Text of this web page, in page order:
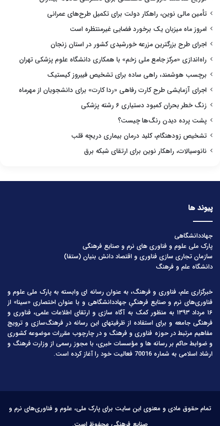
تأمین مالی نوین، راهکار دولت برای تکمیل طرح‌های عمرانی
امروز ماه میزبان یک برخورد فضایی غیرمنتظره است
اجرای طرح بزرگترین مزرعه خورشیدی کشور در استان زنجان
راه‌اندازی «مرکز جامع ملی زخم» با همکاری دانشگاه علوم پزشکی تهران
برچسب هوشمند، راهی ساده برای تشخیص فیبروز کیستیک
اجرای آزمایشی طرح کارت رفاهی «ردا کارت» برای دانشجویان از مهرماه
زنگ خطر بحران کمبود دستیاری ۶ رشته پزشکی
پشت پرده دیدن رنگ‌ها چیست؟
تشخیص زودهنگام، کلید درمان بیماری دریچه قلب
نانوسیالات، راهکار نوین برای ارتقای شبکه برق
پیوند ها
جهاددانشگاهی
پارک ملی علوم و فناوری های نرم و صنایع فرهنگی
سازمان تجاری سازی فناوری و اقتصاد دانش بنیان (ستفا)
دانشگاه علم و فرهنگ
خبرگزاری علم، فناوری و فرهنگ، به عنوان رسانه ای وابسته به پارک ملی علوم و
فناوری‌های نرم و صنایع فرهنگیِ جهاددانشگاهی و با عنوان اختصاری «سینا» از
۱۶ مرداد ۱۳۹۳ به منظور کمک به آگاه سازی و ارتقای اطلاعات علمی، فناوری و
فرهنگی جامعه و برای استفاده از ظرفیتهای این رسانه در فرهنگ‌سازی و ترویج
مفاهیم مرتبط در حوزه فناوری و فرهنگ و در چارچوب مقررات موضوعه کشوری
و ضوابط حاکم بر رسانه ها و مؤسسات خبری، با مجوز رسمی از وزارت فرهنگ و
ارشاد اسلامی به شماره 70016 فعالیت خود را آغاز کرده است.
تمام حقوق مادی و معنوی این سایت برای پارک ملی، علوم و فناوری‌های نرم و